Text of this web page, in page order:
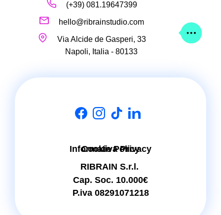
(+39) 081.19647399
hello@ribrainstudio.com
Via Alcide de Gasperi, 33
Napoli, Italia - 80133
Informativa Privacy
Cookie Policy
RIBRAIN S.r.l.
Cap. Soc. 10.000€
P.iva 08291071218